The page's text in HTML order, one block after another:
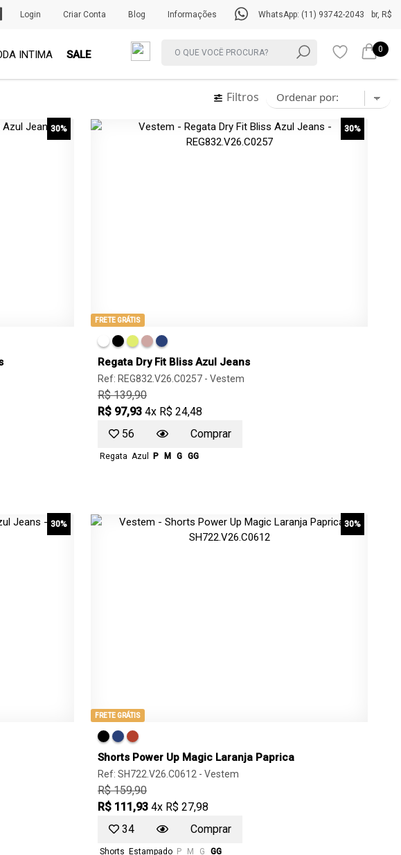
GRÁTIS br, R$
WhatsApp: (11) 93742-2043
Informações
Blog
Criar Conta
Login
INTIMA SALE 0
Filtros
30% 30%
FRETE GRÁTIS
Regata Dry Fit Bliss Azul Jeans
Ref: REG832.V26.C0257 - Vestem
R$ 139,90
R$ 97,93 4x R$ 24,48
56
Comprar
Regata Azul P M G GG
30% 30%
FRETE GRÁTIS
Shorts Power Up Magic Laranja Paprica
Ref: SH722.V26.C0612 - Vestem
R$ 159,90
R$ 111,93 4x R$ 27,98
34
Comprar
Shorts Estampado P M G GG